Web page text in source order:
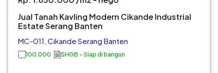
Jual Tanah Kavling Modern Cikande Industrial
Estate Serang Banten
MC-011, Cikande Serang Banten
100.000 SHGB - Siap di bangun